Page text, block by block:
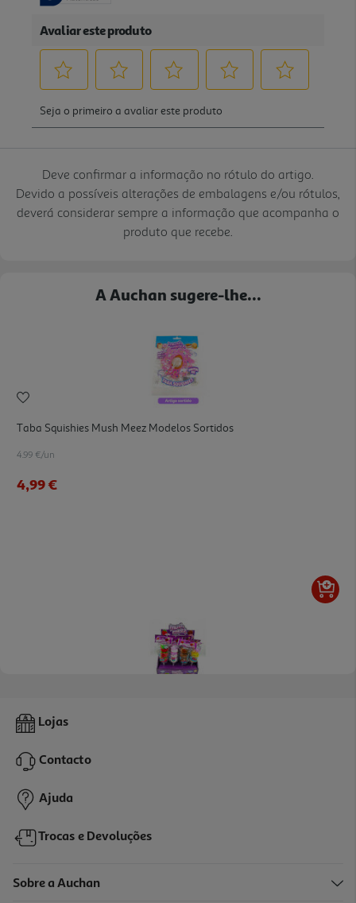
Deve confirmar a informação no rótulo do artigo.
Devido a possíveis alterações de embalagens e/ou rótulos,
deverá considerar sempre a informação que acompanha o
produto que recebe.
A Auchan sugere-lhe...
Taba Squishies Mush Meez Modelos Sortidos
4.99 €/un
4,99 €
Sweet Friends Mush Meez Modelos Sortidos
4,99 €
Lojas
Contacto
Ajuda
Trocas e Devoluções
Sobre a Auchan